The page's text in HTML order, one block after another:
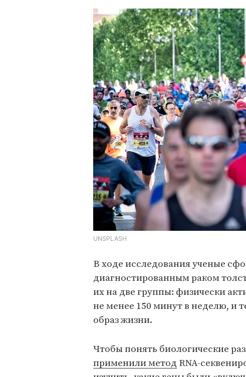
UNSPLASH
В ходе исследования ученые
диагностированным раком
их на две группы: физически
не менее 150 минут в неделю, и
образ жизни.
Чтобы понять биологические
применили метод RNA-